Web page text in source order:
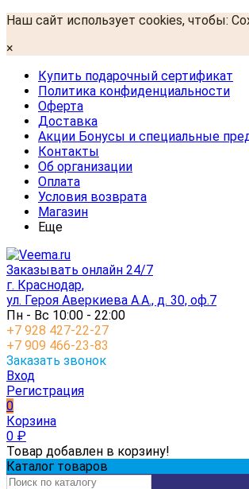
Наш сайт использует cookies, чтобы:
×
Купить подарочный сертификат
Политика конфиденциальности
Оферта
Доставка
Акции Бонусы и специальные
Контакты
Об организации
Оплата
Условия возврата
Магазин
Еще
Заказывать онлайн 24/7
г. Краснодар,
ул. Героя Аверкиева А.А., д. 30, оф.7
Пн - Вс 10:00 - 22:00
+7 928 427-22-27
+7 909 466-23-83
Заказать звонок
Вход
Регистрация
0
Корзина
0 ₽
Товар добавлен в корзину!
Каталог товаров